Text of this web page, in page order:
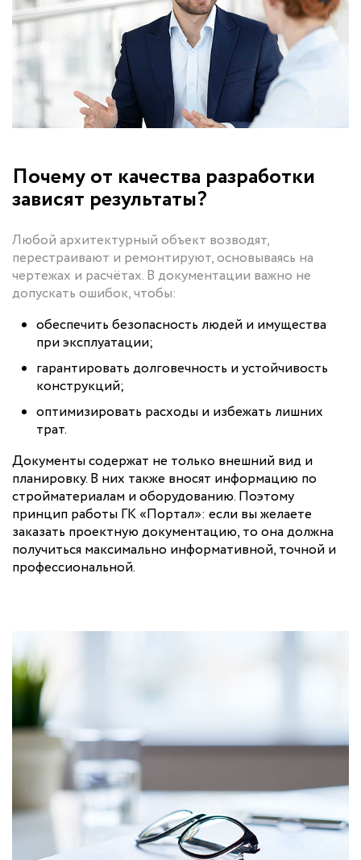
Почему от качества разработки
зависят результаты?
Любой архитектурный объект возводят,
перестраивают и ремонтируют, основываясь на
чертежах и расчётах. В документации важно не
допускать ошибок, чтобы:
обеспечить безопасность людей и имущества
при эксплуатации;
гарантировать долговечность и устойчивость
конструкций;
оптимизировать расходы и избежать лишних
трат.
Документы содержат не только внешний вид и
планировку. В них также вносят информацию по
стройматериалам и оборудованию. Поэтому
принцип работы ГК «Портал»: если вы желаете
заказать проектную документацию, то она должна
получиться максимально информативной, точной и
профессиональной.